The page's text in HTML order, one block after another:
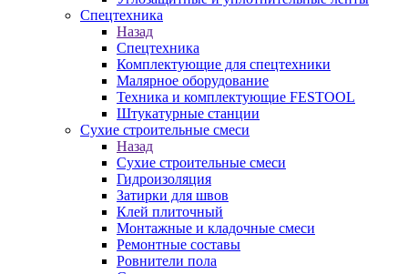
Спецтехника
Назад
Спецтехника
Комплектующие для спецтехники
Малярное оборудование
Техника и комплектующие FESTOOL
Штукатурные станции
Сухие строительные смеси
Назад
Сухие строительные смеси
Гидроизоляция
Затирки для швов
Клей плиточный
Монтажные и кладочные смеси
Ремонтные составы
Ровнители пола